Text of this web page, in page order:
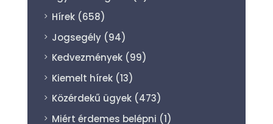
Hírek (658)
Jogsegély (94)
Kedvezmények (99)
Kiemelt hírek (13)
Közérdekű ügyek (473)
Miért érdemes belépni (1)